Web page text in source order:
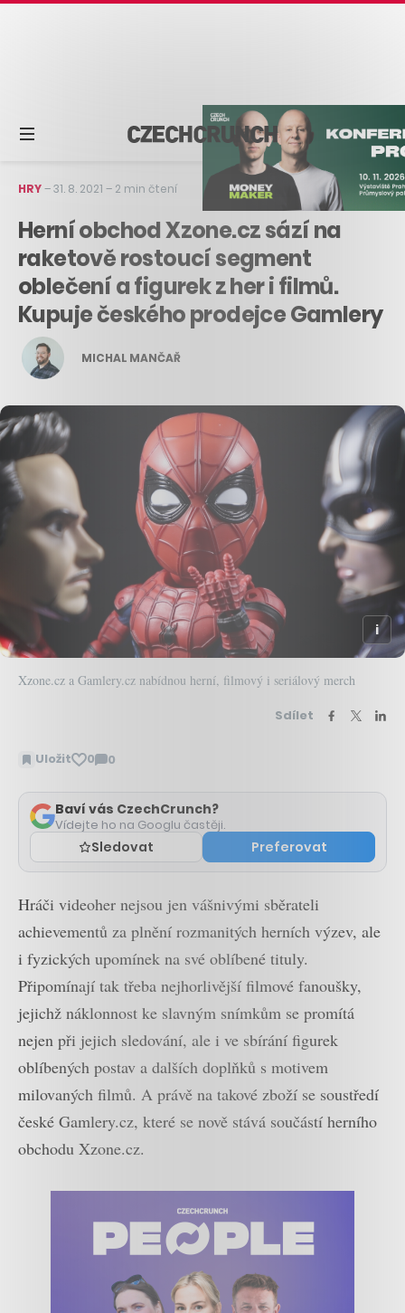
HRY–31. 8. 2021 – 2 min čtení
Herní obchod Xzone.cz sází na
raketově rostoucí segment
oblečení a figurek z her i filmů.
Kupuje českého prodejce Gamlery
MICHAL MANČAŘ
Xzone.cz a Gamlery.cz nabídnou herní, filmový i seriálový merch
Sdílet
Uložit 0 0
Zobrazit
Baví vás CzechCrunch?
Vídejte ho na Googlu častěji.
Sledovat Preferovat
Hráči videoher nejsou jen vášnivými sběrateli
achievementů za plnění rozmanitých herních výzev, ale
i fyzických upomínek na své oblíbené tituly.
Připomínají tak třeba nejhorlivější filmové fanoušky,
jejichž náklonnost ke slavným snímkům se promítá
nejen při jejich sledování, ale i ve sbírání figurek
oblíbených postav a dalších doplňků s motivem
milovaných filmů. A právě na takové zboží se soustředí
české Gamlery.cz, které se nově stává součástí herního
obchodu Xzone.cz.